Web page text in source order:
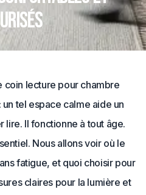
coin lecture pour chambre
un tel espace calme aide un
lire. Il fonctionne à tout âge.
Nous allons voir où le
fatigue, et quoi choisir pour
claires pour la lumière et